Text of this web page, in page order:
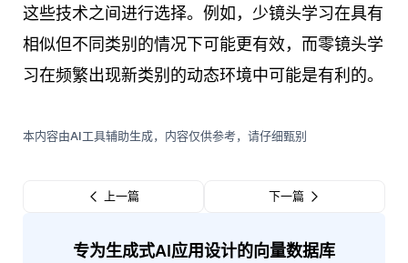
这些技术之间进行选择。例如，少镜头学习在具有
相似但不同类别的情况下可能更有效，而零镜头学
习在频繁出现新类别的动态环境中可能是有利的。
本内容由AI工具辅助生成，内容仅供参考，请仔细甄别
上一篇 下一篇
专为生成式AI应用设计的向量数据库